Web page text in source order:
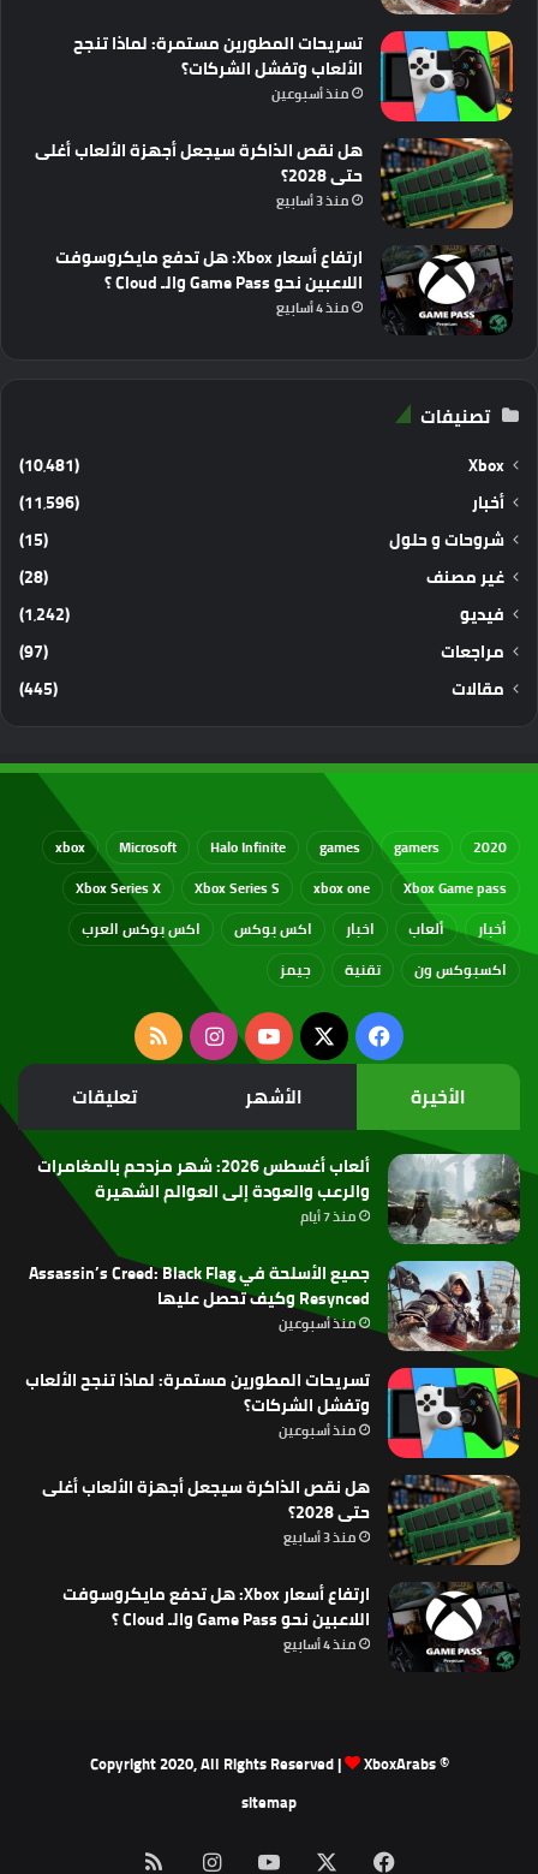
تسريحات المطورين مستمرة: لماذا تنجح
الألعاب وتفشل الشركات؟
منذ أسبوعين
هل نقص الذاكرة سيجعل أجهزة الألعاب أغلى
حتى 2028؟
منذ 3 أسابيع
ارتفاع أسعار Xbox: هل تدفع مايكروسوفت
اللاعبين نحو Game Pass والـ Cloud ؟
منذ 4 أسابيع
تصنيفات
Xbox
(10٬481)
أخبار
(11٬596)
شروحات و حلول
(15)
غير مصنف
(28)
فيديو
(1٬242)
مراجعات
(97)
مقالات
(445)
2020
gamers
games
Halo Infinite
Microsoft
xbox
Xbox Game pass
xbox one
Xbox Series S
Xbox Series X
أخبار
ألعاب اخبار اكس بوكس
اكس بوكس العرب
اكسبوكس ون
تقنية جيمز
فيسبوك
‫X
‫YouTubeانستقرامملخص
الموقع
RSS
الأخيرة الأشهر تعليقات
ألعاب أغسطس 2026: شهر مزدحم بالمغامرات
والرعب والعودة إلى العوالم الشهيرة
منذ 7 أيام
جميع الأسلحة في Assassin’s Creed: Black Flag
Resynced وكيف تحصل عليها
منذ أسبوعين
تسريحات المطورين مستمرة: لماذا تنجح الألعاب
وتفشل الشركات؟
منذ أسبوعين
هل نقص الذاكرة سيجعل أجهزة الألعاب أغلى
حتى 2028؟
منذ 3 أسابيع
ارتفاع أسعار Xbox: هل تدفع مايكروسوفت
اللاعبين نحو Game Pass والـ Cloud ؟
منذ 4 أسابيع
© Copyright 2020, All Rights Reserved |
XboxArabs
sitemap
فيسبوك ‫YouTube انستقرام